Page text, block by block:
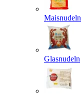
Maisnudeln
Glasnudeln